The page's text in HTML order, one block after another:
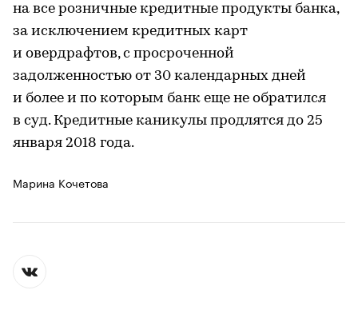
на все розничные кредитные продукты банка,
за исключением кредитных карт
и овердрафтов, с просроченной
задолженностью от 30 календарных дней
и более и по которым банк еще не обратился
в суд. Кредитные каникулы продлятся до 25
января 2018 года.
Марина Кочетова